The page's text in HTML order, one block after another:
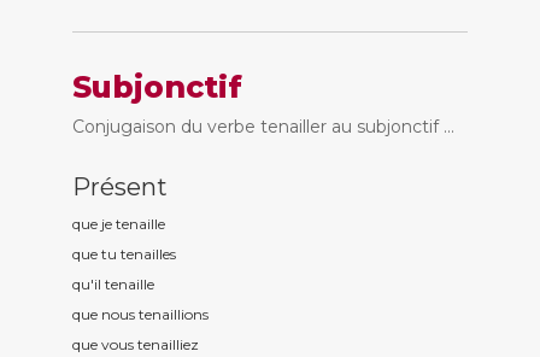
Subjonctif
Conjugaison du verbe tenailler au subjonctif ...
Présent
que je tenaille
que tu tenailles
qu'il tenaille
que nous tenaillions
que vous tenailliez